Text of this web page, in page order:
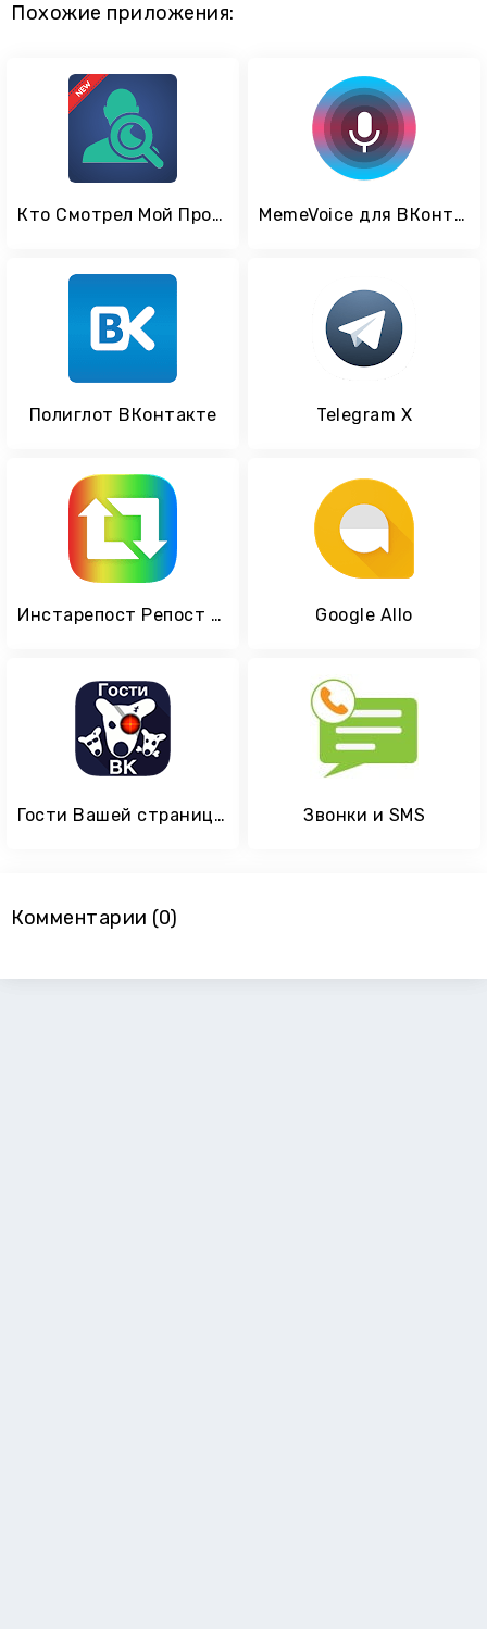
Похожие приложения:
Кто Смотрел Мой Профиль - Социальный Анализатор MemeVoice для ВКонтакте
Полиглот ВКонтакте Telegram X
Инстарепост Репост Инстаграм Google Allo
Гости Вашей страницы ВКонтакте Звонки и SMS
Комментарии (0)